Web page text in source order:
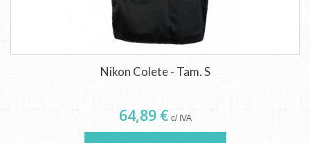
Nikon Colete - Tam. S
64,89 € c/ IVA